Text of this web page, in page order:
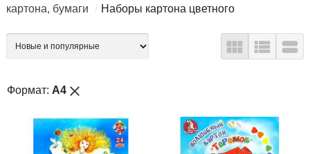
картона, бумаги
Наборы картона цветного
  
Формат: A4 close